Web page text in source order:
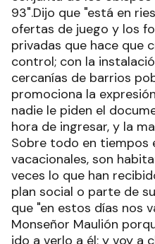
93".Dijo que "está en
ofertas de juego y los
privadas que hace que
control; con la
cercanías de barrios
promociona la
nadie le piden el
hora de ingresar, y la
Sobre todo en tiempos
vacacionales, son
veces lo que han
plan social o parte de
que "en estos días nos
Monseñor Maulión
ido a verlo a él; y voy a